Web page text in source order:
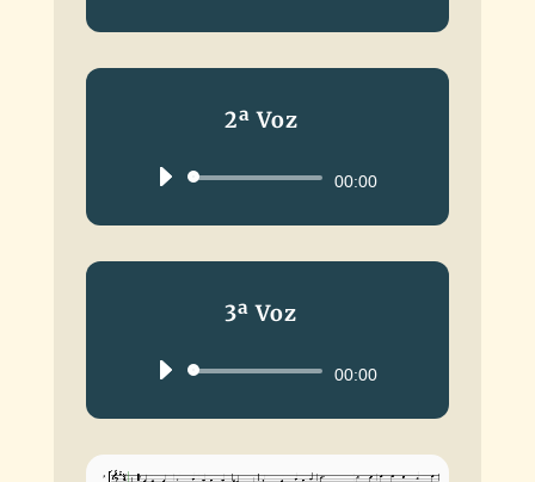
2ª Voz
Reproductor00:00
3ª Voz
Reproductor00:00